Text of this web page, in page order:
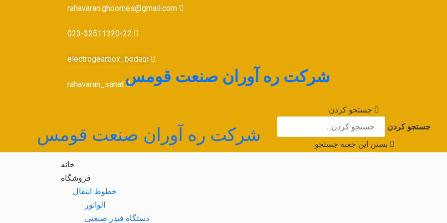
rahavaran.ghoomes@gmail.com
023-32511320-22
electrogearbox_bodaqi
rahavaran_sanat
جستجو کردن
جستجو کردن
بستن این جعبه جستجو.
شرکت ره آوران صنعت قومس
شرکت ره آوران صنعت قومس
خانه
فروشگاه
خطوط انتقال
الواتور
دستگاه فیدر صنعتی